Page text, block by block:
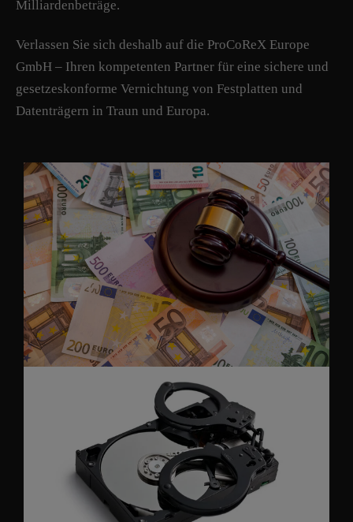
Milliardenbeträge.
Verlassen Sie sich deshalb auf die ProCoReX Europe
GmbH – Ihren kompetenten Partner für eine sichere und
gesetzeskonforme Vernichtung von Festplatten und
Datenträgern in Traun und Europa.